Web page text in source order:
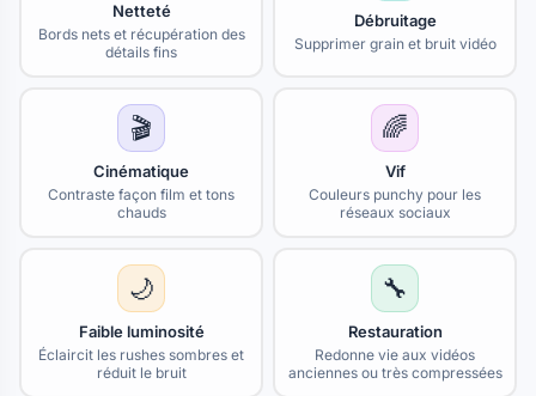
Netteté
Bords nets et récupération des
détails fins
Débruitage
Supprimer grain et bruit vidéo
🎬
Cinématique
Contraste façon film et tons
chauds
🌈
Vif
Couleurs punchy pour les
réseaux sociaux
🌙
Faible luminosité
Éclaircit les rushes sombres et
réduit le bruit
🔧
Restauration
Redonne vie aux vidéos
anciennes ou très compressées